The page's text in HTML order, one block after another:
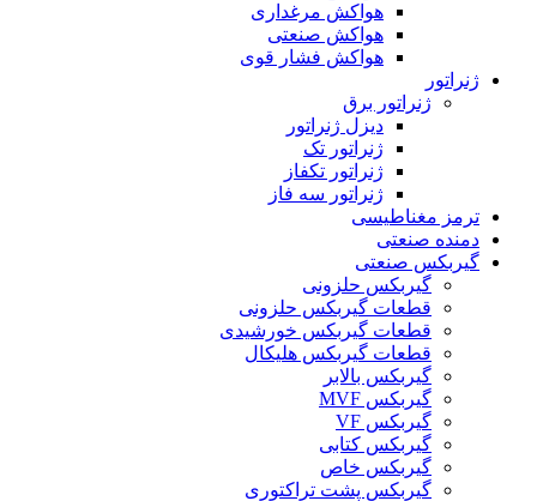
هواکش مرغداری
هواکش صنعتی
هواکش فشار قوی
ژنراتور
ژنراتور برق
دیزل ژنراتور
ژنراتور تک
ژنراتور تکفاز
ژنراتور سه فاز
ترمز مغناطیسی
دمنده صنعتی
گیربکس صنعتی
گیربکس حلزونی
قطعات گيربکس حلزونی
قطعات گيربکس خورشيدی
قطعات گیربکس هلیکال
گيربکس بالابر
گیربکس MVF
گیربکس VF
گیربکس کتابی
گیربکس خاص
گیربکس پشت تراکتوری